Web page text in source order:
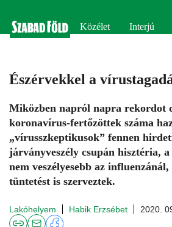
Közélet Interjú
Észérvekkel a
Miközben napról napra rekordot
koronavírus-fertőzöttek száma
„vírusszkeptikusok” fennen
járványveszély csupán hisztéria, a
nem veszélyesebb az influenzánál,
tüntetést is szerveztek.
Lakóhelyem Habik Erzsébet 2020.